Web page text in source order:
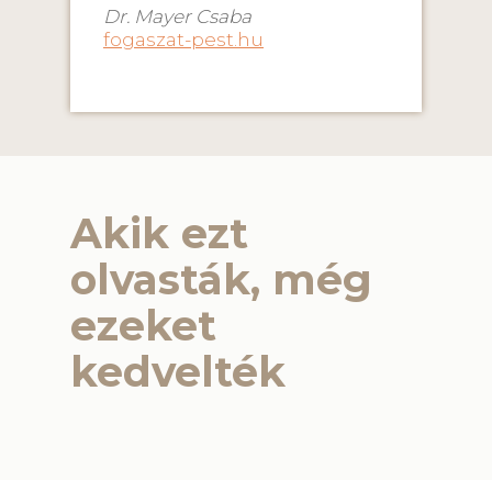
Dr. Mayer Csaba
fogaszat-pest.hu
Akik ezt
olvasták, még
ezeket
kedvelték